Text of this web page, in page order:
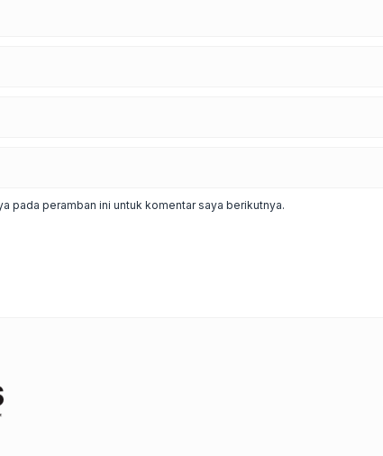
pada peramban ini untuk komentar saya berikutnya.